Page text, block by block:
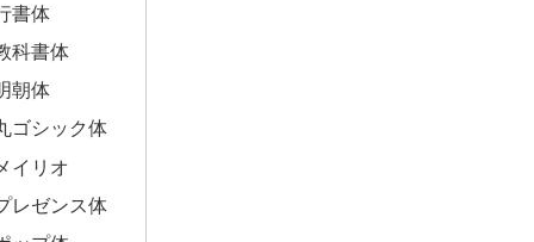
書体
科書体
朝体
ゴシック体
イリオ
レゼンス体